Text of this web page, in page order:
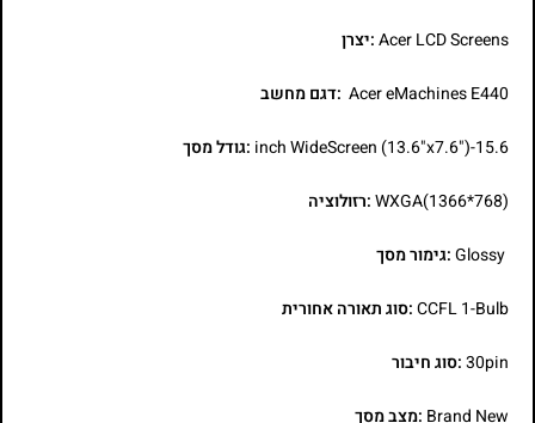
Acer LCD Screens:יצרן
Acer eMachines E440 :דגם מחשב
15.6-inch WideScreen (13.6"x7.6") :גודל מסך
WXGA(1366*768):רזולוציה
Glossy:גימור מסך
CCFL 1-Bulb:סוג תאורה אחורית
30pin:סוג חיבור
Brand New :מצב מסך